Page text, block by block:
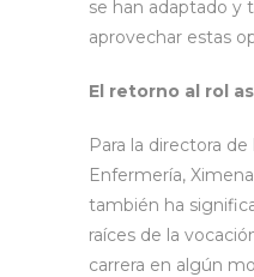
se han adaptado y
aprovechar estas
El retorno al rol
Para la directora
Enfermería,
también ha
raíces de la
carrera en algún